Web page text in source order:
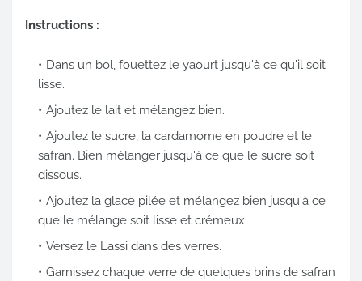
Instructions :
Dans un bol, fouettez le yaourt jusqu'à ce qu'il soit
lisse.
Ajoutez le lait et mélangez bien.
Ajoutez le sucre, la cardamome en poudre et le
safran. Bien mélanger jusqu'à ce que le sucre soit
dissous.
Ajoutez la glace pilée et mélangez bien jusqu'à ce
que le mélange soit lisse et crémeux.
Versez le Lassi dans des verres.
Garnissez chaque verre de quelques brins de safran